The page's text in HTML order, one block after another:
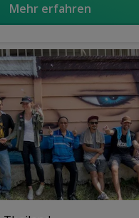
Mehr erfahren